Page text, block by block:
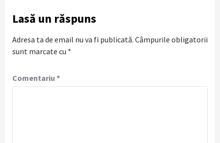
Lasă un răspuns
Adresa ta de email nu va fi publicată. Câmpurile obligatorii
sunt marcate cu *
Comentariu *